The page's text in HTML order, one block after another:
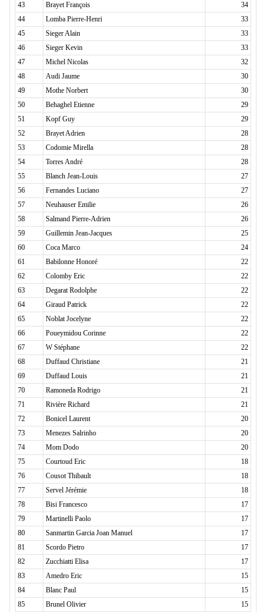
43
Brayet François
34
44
Lomba Pierre-Henri
33
45
Sieger Alain
33
46
Sieger Kevin
33
47
Michel Nicolas
32
48
Audi Jaume
30
49
Mothe Norbert
30
50
Behaghel Etienne
29
51
Kopf Guy
29
52
Brayet Adrien
28
53
Codomie Mirella
28
54
Torres André
28
55
Blanch Jean-Louis
27
56
Fernandes Luciano
27
57
Neuhauser Emilie
26
58
Salmand Pierre-Adrien
26
59
Guillemin Jean-Jacques
25
60
Coca Marco
24
61
Babilonne Honoré
22
62
Colomby Eric
22
63
Degarat Rodolphe
22
64
Giraud Patrick
22
65
Noblat Jocelyne
22
66
Poueymidou Corinne
22
67
W Stéphane
22
68
Duffaud Christiane
21
69
Duffaud Louis
21
70
Ramoneda Rodrigo
21
71
Rivière Richard
21
72
Bonicel Laurent
20
73
Menezes Salrinho
20
74
Mom Dodo
20
75
Courtoud Eric
18
76
Cousot Thibault
18
77
Servel Jérémie
18
78
Bisi Francesco
17
79
Martinelli Paolo
17
80
Sanmartin Garcia Joan Manuel
17
81
Scordo Pietro
17
82
Zucchiatti Elisa
17
83
Amedro Eric
15
84
Blanc Paul
15
85
Brunel Olivier 15